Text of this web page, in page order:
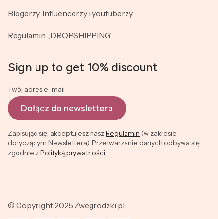
Blogerzy, Influencerzy i youtuberzy
Regulamin „DROPSHIPPING”
Sign up to get 10% discount
Twój adres e-mail
Dołącz do newslettera
Zapisując się, akceptujesz naszRegulamin (w zakresie
dotyczącym Newslettera). Przetwarzanie danych odbywa się
zgodnie zPolityką prywatności.
© Copyright 2025 Zwegrodzki.pl